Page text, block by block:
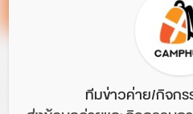
ทีมข่าวค่าย/กิจกร